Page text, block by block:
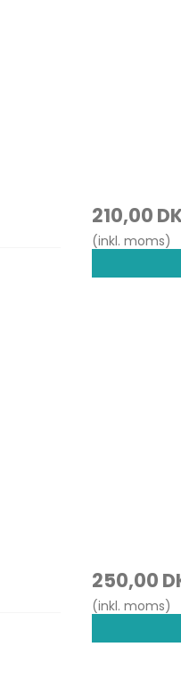
210,00
(inkl. moms)
250,00
(inkl. moms)